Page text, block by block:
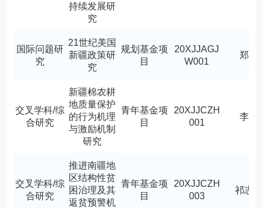
持续发展研
究
国际问题研
究
21世纪美国
新疆政策研
究
规划基金项
目
20XJJAGJ
W001
郑松
交叉学科/综
合研究
新疆棉农耕
地质量保护
的行为机理
与激励机制
研究
青年基金项
目
20XJJCZH
001
李博
交叉学科/综
合研究
推进南疆地
区结构性贫
困治理及其
返贫预警机
青年基金项
目
20XJJCZH
003
祁志伟